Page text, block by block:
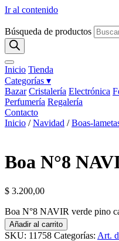
Ir al contenido
Búsqueda de productos
Inicio Tienda
Categorías ▾
Bazar Cristalería Electrónica
Perfumería Regalería
Contacto
Inicio /Navidad /Boas-
Boa N°8
$ 3.200,00
Boa N°8 NAVIR verde pino
Añadir al carrito
SKU: 11758 Categorías: Art.